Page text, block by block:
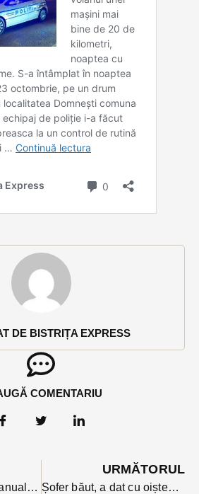
DE BISTRIȚA EXPRESS
COMENTARIU
Bistrița va organiza anual o „Săptămână a Arhitecturii și Patrimoniului” sub egida UNESCO
URMĂTORUL
Șofer băut, a dat cu oiștea-n gard la Blăjeni pe DN 151